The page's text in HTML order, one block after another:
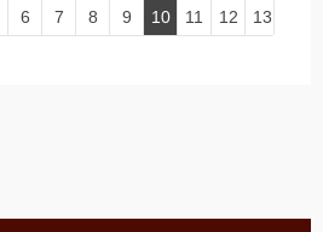
6 7 8 9 10 11 12 13